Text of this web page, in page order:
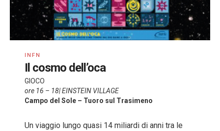
INFN
Il cosmo dell’oca
GIOCO
ore 16 – 18| EINSTEIN VILLAGE
Campo del Sole – Tuoro sul Trasimeno
Un viaggio lungo quasi 14 miliardi di anni tra le